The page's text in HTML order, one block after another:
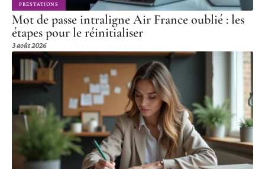
PRESTATIONS
Mot de passe intraligne Air France oublié : les
étapes pour le réinitialiser
3 août 2026